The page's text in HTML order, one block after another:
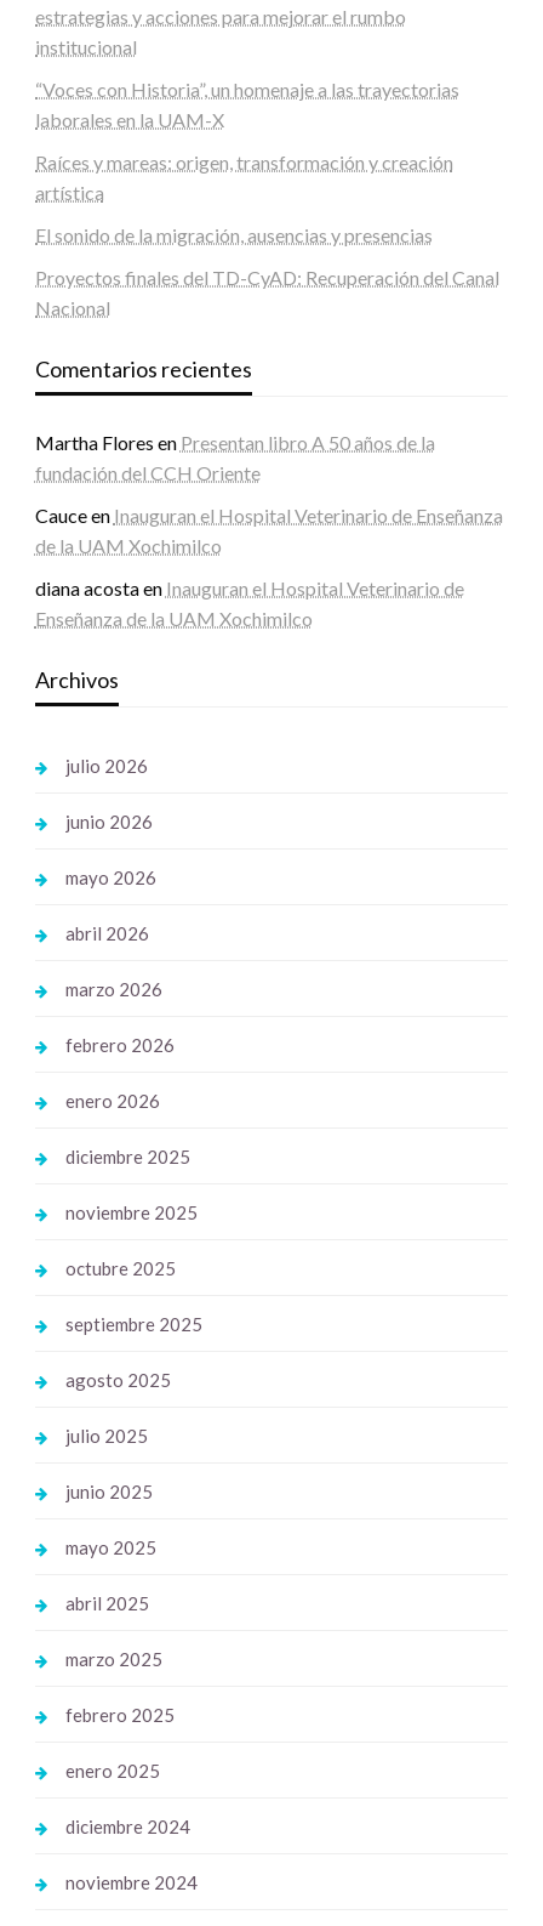
estrategias y acciones para mejorar el rumbo
institucional
“Voces con Historia”, un homenaje a las trayectorias
laborales en la UAM-X
Raíces y mareas: origen, transformación y creación
artística
El sonido de la migración, ausencias y presencias
Proyectos finales del TD-CyAD: Recuperación del Canal
Nacional
Comentarios recientes
Martha Flores en Presentan libro A 50 años de la
fundación del CCH Oriente
Cauceen Inauguran el Hospital Veterinario de Enseñanza
de la UAM Xochimilco
diana acostaen Inauguran el Hospital Veterinario de
Enseñanza de la UAM Xochimilco
Archivos
julio 2026
junio 2026
mayo 2026
abril 2026
marzo 2026
febrero 2026
enero 2026
diciembre 2025
noviembre 2025
octubre 2025
septiembre 2025
agosto 2025
julio 2025
junio 2025
mayo 2025
abril 2025
marzo 2025
febrero 2025
enero 2025
diciembre 2024
noviembre 2024